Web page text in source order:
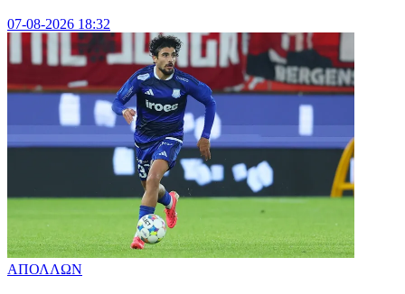
07-08-2026 18:32
ΑΠΟΛΛΩΝ